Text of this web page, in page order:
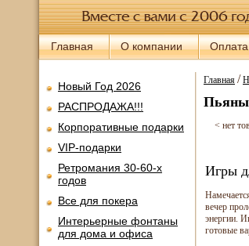
Главная О компании Оплата
Новый Год 2026
РАСПРОДАЖА!!!
Корпоративные подарки
VIP-подарки
Ретромания 30-60-х
годов
Все для покера
Интерьерные фонтаны
для дома и офиса
Главная/
< нет
Игры
вечер
энергии.
готовые